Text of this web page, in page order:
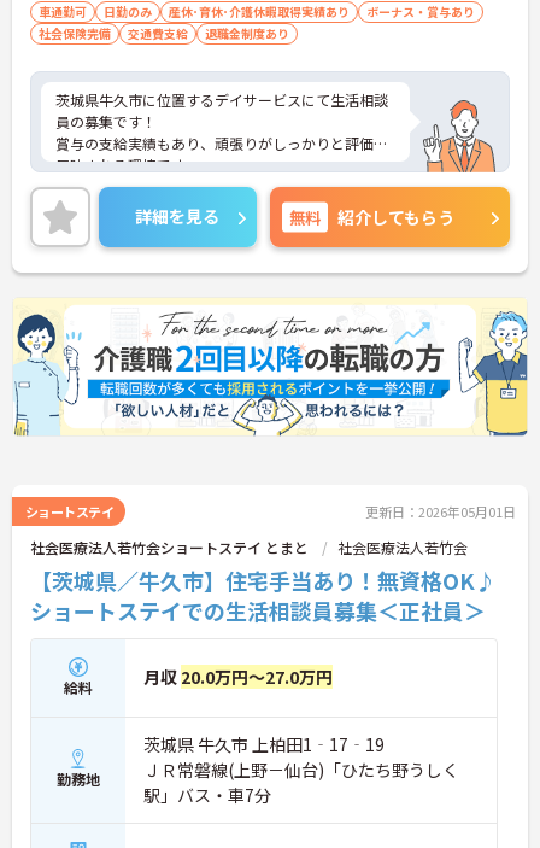
車通勤可 日勤のみ 産休･育休･介護休暇取得実績あり
ボーナス・賞与あり
社会保険完備
交通費支給 退職金制度あり
茨城県牛久市に位置するデイサービスにて生活相談
員の募集です！
賞与の支給実績もあり、頑張りがしっかりと評価に
反映される環境です。
ご興味ある方には、面接対策ポイントなど、さらに
詳細をお話しいたしますのでお気軽にご相談くださ
い！
詳細を見る 無料 紹介してもらう
ショートステイ 更新日：2026年05月01日
社会医療法人若竹会ショートステイ とまと 社会医療法人若竹会
【茨城県／牛久市】住宅手当あり！無資格OK♪
ショートステイでの生活相談員募集＜正社員＞
給料 月収 20.0万円～27.0万円
勤務地
茨城県 牛久市 上柏田1‐17‐19
ＪＲ常磐線(上野－仙台)「ひたち野うしく
駅」バス・車7分